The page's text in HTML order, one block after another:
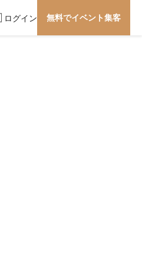
ログイン 無料でイベント集客